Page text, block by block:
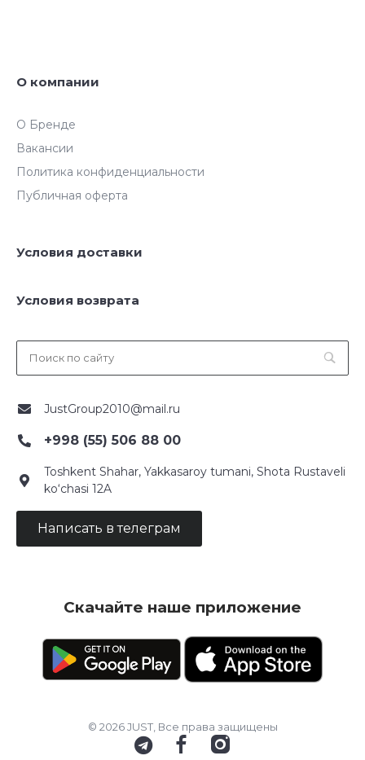
О компании
О Бренде
Вакансии
Политика конфиденциальности
Публичная оферта
Условия доставки
Условия возврата
JustGroup2010@mail.ru
+998 (55) 506 88 00
Toshkent Shahar, Yakkasaroy tumani, Shota Rustaveli
ko‘chasi 12A
Написать в телеграм
Скачайте наше приложение
© 2026 JUST, Все права защищены